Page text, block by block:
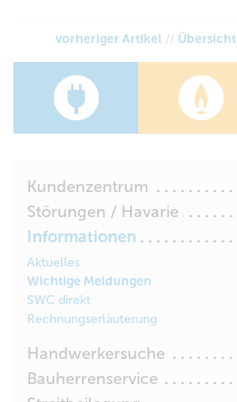
vorheriger Artikel // Übersicht
Kundenzentrum
Störungen / Havarie
Informationen
Aktuelles
Wichtige Meldungen
SWC direkt
Rechnungserläuterung
Handwerkersuche
Bauherrenservice